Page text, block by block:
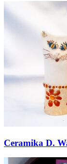
Ceramika D.